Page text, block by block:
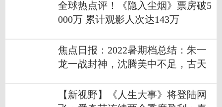
全球热点评！《隐入尘烟》票房破5
000万 累计观影人次达143万
焦点日报：2022暑期档总结：朱一
龙一战封神，沈腾美中不足，古天
【新视野】《人生大事》将登陆网